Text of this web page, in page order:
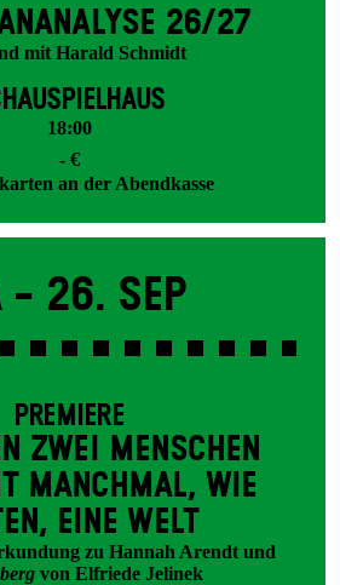
26/27
mit Harald Schmidt
18:00
- €
an der Abendkasse
- 26. Sep
PREMIERE
ZWEI MENSCHEN
MANCH­MAL, WIE
EINE WELT
zu Hannah Arendt und
von Elfriede Jelinek